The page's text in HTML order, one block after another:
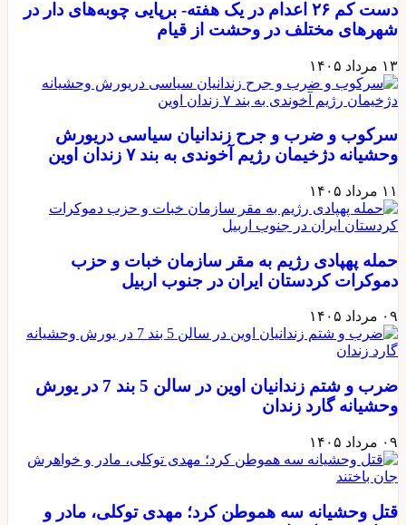
دست کم ۲۶ اعدام در یک هفته- برپایی چوبه‌های دار در
شهرهای مختلف در وحشت از قیام
۱۳ مرداد ۱۴۰۵
سرکوب و ضرب و جرح زندانیان سیاسی دریورش
وحشیانه دژخیمان رژیم آخوندی به بند ۷ زندان اوین
۱۱ مرداد ۱۴۰۵
حمله پهپادی رژیم به مقر سازمان خبات و حزب
دموکرات کردستان ایران در جنوب اربیل
۰۹ مرداد ۱۴۰۵
ضرب و شتم زندانیان اوین در سالن 5 بند 7 در یورش
وحشیانه گارد زندان
۰۹ مرداد ۱۴۰۵
قتل وحشیانه سه هموطن کرد؛ مهدی توکلی، مادر و